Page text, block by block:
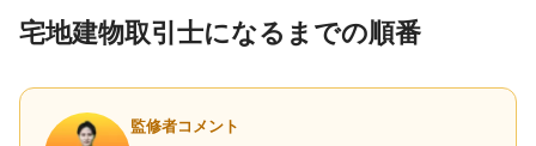
宅地建物取引士になるまでの順番
監修者コメント